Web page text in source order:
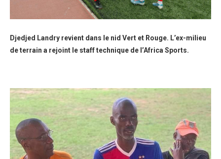
Djedjed Landry revient dans le nid Vert et Rouge. L’ex-milieu
de terrain a rejoint le staff technique de l’Africa Sports.